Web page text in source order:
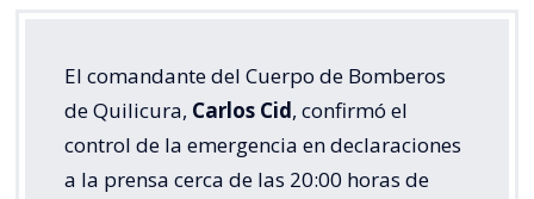
El comandante del Cuerpo de Bomberos
de Quilicura, Carlos Cid, confirmó el
control de la emergencia en declaraciones
a la prensa cerca de las 20:00 horas de